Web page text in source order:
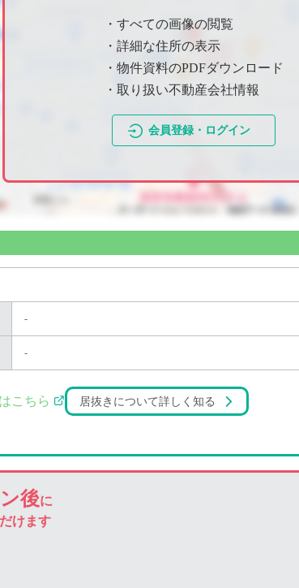
・すべての画像の閲覧
・詳細な住所の表示
・物件資料のPDFダウンロード
・取り扱い不動産会社情報
会員登録・ログイン
-
-
こちら 居抜きについて詳しく知る
後に
けます